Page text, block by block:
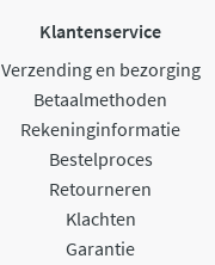
Klantenservice
Verzending en bezorging
Betaalmethoden
Rekeninginformatie
Bestelproces
Retourneren
Klachten
Garantie